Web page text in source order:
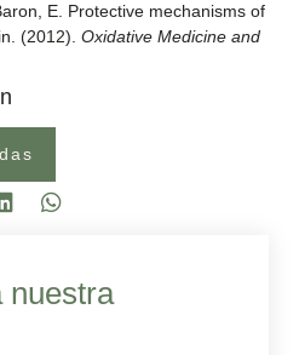
E. Protective mechanisms of
(2012). Oxidative Medicine and
nuestra